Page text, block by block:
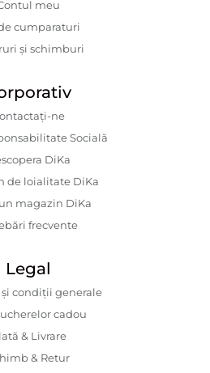
meu
cumparaturi
și schimburi
ne
Socială
DiKa
de loialitate DiKa
magazin DiKa
frecvente
Legal
condiții generale
cadou
& Livrare
& Retur